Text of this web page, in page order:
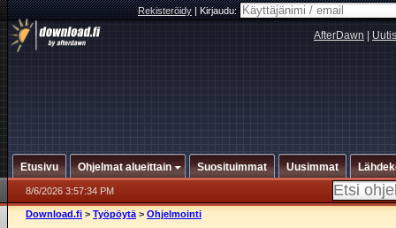
Rekisteröidy|Kirjaudu:
AfterDawn
Etusivu Ohjelmat alueittain Suosituimmat Uusimmat
8/6/2026 3:57:34 PM
Download.fi > Työpöytä > Ohjelmointi